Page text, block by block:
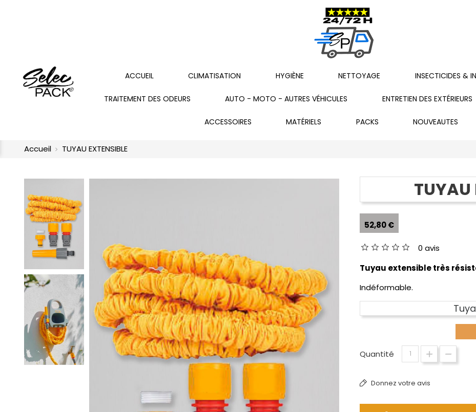
ACCUEIL CLIMATISATION HYGIÈNE NETTOYAGE INSECTICIDES &
TRAITEMENT DES ODEURS AUTO - MOTO - AUTRES VÉHICULES ENTRETIEN DES EXTÉRIEURS
ACCESSOIRES MATÉRIELS PACKS NOUVEAUTES
Accueil TUYAU EXTENSIBLE
TUYAU
52,80 €
0 avis
Tuyau extensible très
Indéformable.
Quantité
Donnez votre avis